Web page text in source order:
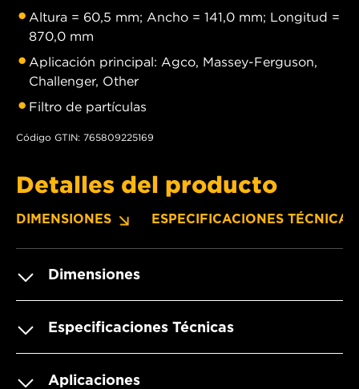
Altura = 60,5 mm; Ancho = 141,0 mm; Longitud =
870,0 mm
Aplicación principal: Agco, Massey-Ferguson,
Challenger, Other
Filtro de partículas
Código GTIN: 765809225169
Detalles del producto
DIMENSIONES ESPECIFICACIONES TÉCNICAS
Dimensiones
Especificaciones Técnicas
Aplicaciones